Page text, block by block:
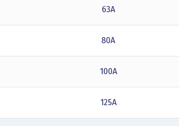
63A
80A
100A
125A